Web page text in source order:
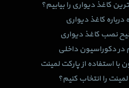
کاغذ دیواری را بیابیم؟
نصب کاغذ دیواری
در دکوراسیون داخلی
با استفاده از پارکت لمینت
را انتخاب کنیم؟